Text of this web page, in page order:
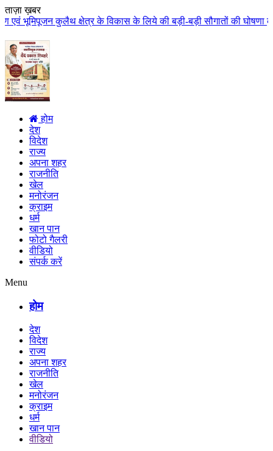
ताज़ा ख़बर
के विकास के लिये की बड़ी-बड़ी सौगातों की घोषणा कुलैथ क्षेत्र की जनता ने
होम
देश
विदेश
राज्य
अपना शहर
राजनीति
खेल
मनोरंजन
क्राइम
धर्म
खान पान
फोटो गैलरी
वीडियो
संपर्क करें
Menu
होम
देश
विदेश
राज्य
अपना शहर
राजनीति
खेल
मनोरंजन
क्राइम
धर्म
खान पान
वीडियो